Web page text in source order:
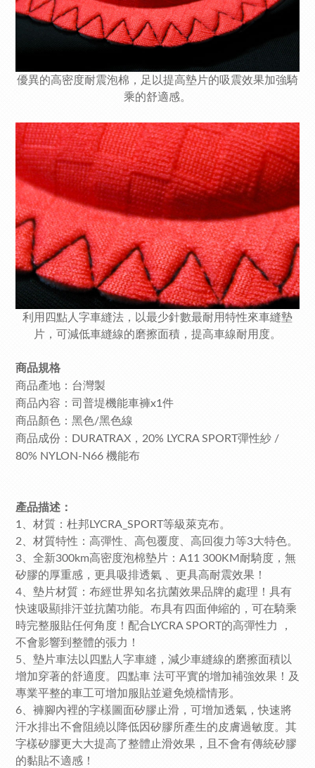
優異的高密度耐震泡棉，足以提高墊片的吸震效果加強騎
乘的舒適感。
利用四點人字車縫法，以最少針數最耐用特性來車縫墊
片，可減低車縫線的磨擦面積，提高車線耐用度。
商品規格
商品產地：台灣製
商品內容：司普堤機能車褲x1件
商品顏色：黑色/黑色線
商品成份：DURATRAX，20% LYCRA SPORT彈性紗 /
80% NYLON-N66 機能布
產品描述：
1、材質：杜邦LYCRA_SPORT等級萊克布。
2、材質特性：高彈性、高包覆度、高回復力等3大特色。
3、全新300km高密度泡棉墊片：A11 300KM耐騎度，無
矽膠的厚重感，更具吸排透氣 、更具高耐震效果！
4、墊片材質：布經世界知名抗菌效果品牌的處理！具有
快速吸顯排汗並抗菌功能。 布具有四面伸縮的，可在騎乘
時完整服貼任何角度！配合LYCRA SPORT的高彈性力 ，
不會影響到整體的張力！
5、墊片車法以四點人字車縫，減少車縫線的磨擦面積以
增加穿著的舒適度。四點車 法可平實的增加補強效果！及
專業平整的車工可增加服貼並避免燒檔情形。
6、褲腳內裡的字樣圖面矽膠止滑，可增加透氣，快速將
汗水排出不會阻繞以降低因矽膠所產生的皮膚過敏度。其
字樣矽膠更大大提高了整體止滑效果，且不會有傳統矽膠
的黏貼不適感！